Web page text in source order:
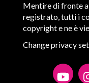
Mentire di fronte
registrato, tutti i
copyright e ne è
Change privacy